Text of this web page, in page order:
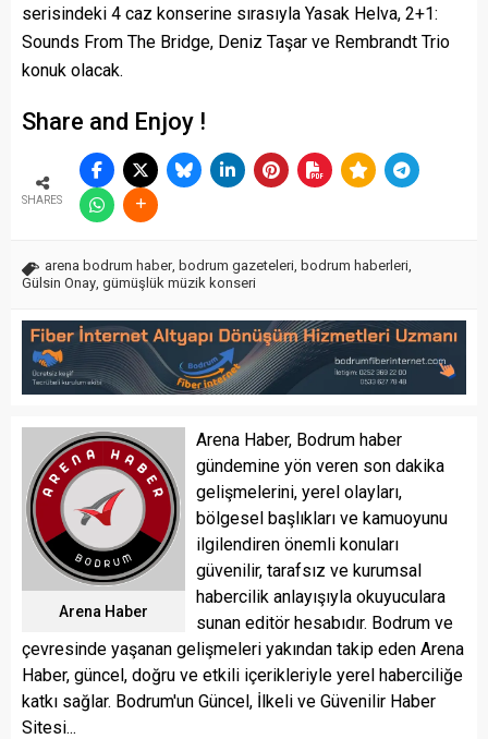
serisindeki 4 caz konserine sırasıyla Yasak Helva, 2+1:
Sounds From The Bridge, Deniz Taşar ve Rembrandt Trio
konuk olacak.
Share and Enjoy !
SHARES
arena bodrum haber, bodrum gazeteleri bodrum haberleri
Gülsin Onay gümüşlük müzik konseri
Arena Haber
Arena Haber, Bodrum haber
gündemine yön veren son dakika
gelişmelerini, yerel olayları,
bölgesel başlıkları ve kamuoyunu
ilgilendiren önemli konuları
güvenilir, tarafsız ve kurumsal
habercilik anlayışıyla okuyuculara
sunan editör hesabıdır. Bodrum ve
çevresinde yaşanan gelişmeleri yakından takip eden Arena
Haber, güncel, doğru ve etkili içerikleriyle yerel haberciliğe
katkı sağlar. Bodrum'un Güncel, İlkeli ve Güvenilir Haber
Sitesi...